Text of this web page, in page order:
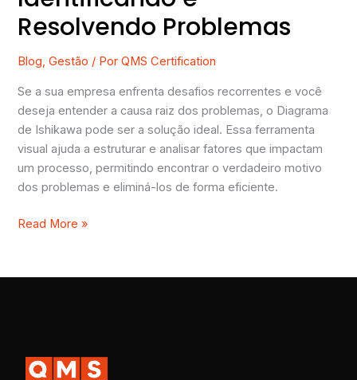
Resolvendo Problemas
Blog,Gestão / PorQMS Certification
Se a sua empresa enfrenta desafios recorrentes e você
deseja entender a causa raiz dos problemas, o Diagrama
de Ishikawa pode ser a solução ideal. Essa ferramenta
visual ajuda a estruturar e analisar fatores que impactam
um processo, permitindo encontrar o verdadeiro motivo
dos problemas e eliminá-los de forma eficiente.
Read More »